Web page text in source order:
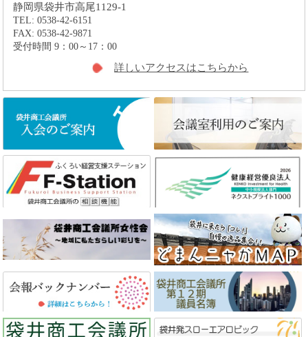
静岡県袋井市高尾1129-1
TEL: 0538-42-6151
FAX: 0538-42-9871
受付時間 9：00～17：00
詳しいアクセスはこちらから